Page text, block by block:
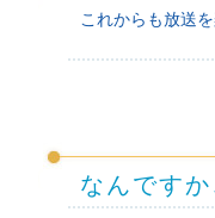
これからも放送
なんですか